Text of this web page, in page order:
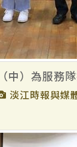
）為服務
淡江時報與媒